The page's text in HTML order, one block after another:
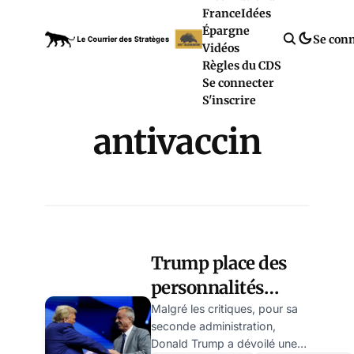
FranceIdées
Épargne
Vidéos
Règles du CDS
Se connecter
S'inscrire
Se
antivaccin
Trump place des
personnalités
atypiques à des
postes clés à la
Malgré les critiques, pour sa
seconde administration,
Donald Trump a dévoilé une